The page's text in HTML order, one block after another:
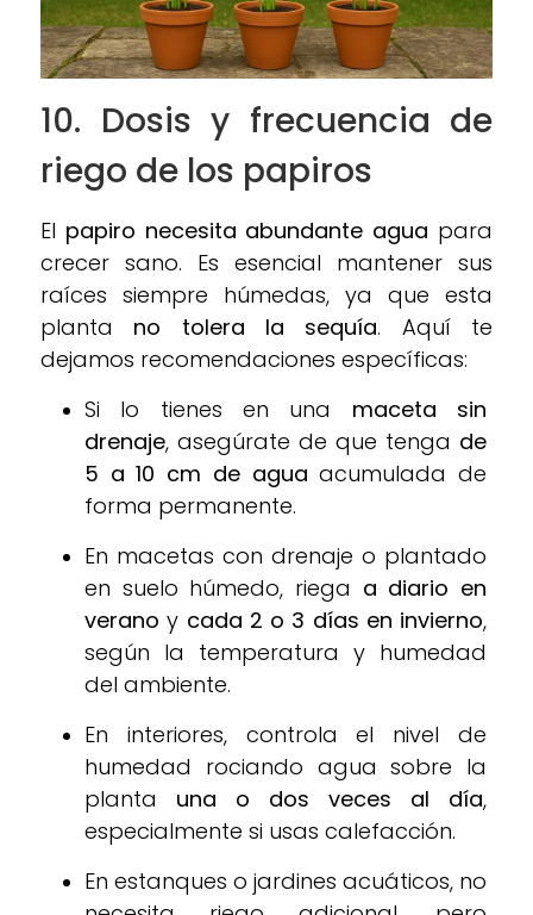
10. Dosis y frecuencia de
riego de los papiros
El papiro necesita abundante agua para
crecer sano. Es esencial mantener sus
raíces siempre húmedas, ya que esta
planta no tolera la sequía. Aquí te
dejamos recomendaciones específicas:
Si lo tienes en una maceta sin
drenaje, asegúrate de que tenga de
5 a 10 cm de agua acumulada de
forma permanente.
En macetas con drenaje o plantado
en suelo húmedo, riega a diario en
verano y cada 2 o 3 días en invierno,
según la temperatura y humedad
del ambiente.
En interiores, controla el nivel de
humedad rociando agua sobre la
planta una o dos veces al día,
especialmente si usas calefacción.
En estanques o jardines acuáticos, no